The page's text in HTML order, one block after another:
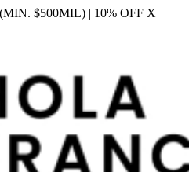
$500MIL) | 10% OFF X